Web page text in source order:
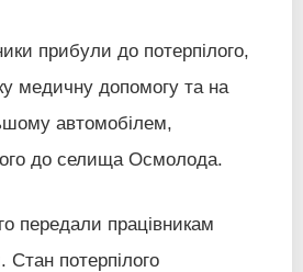
прибули до потерпілого,
медичну допомогу та на
автомобілем,
до селища Осмолода.
передали працівникам
Стан потерпілого